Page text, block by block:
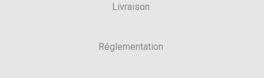
Livraison
Réglementation